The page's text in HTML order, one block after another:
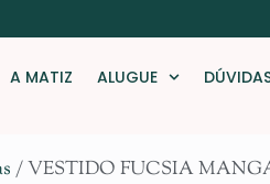
A MATIZ ALUGUE
/ VESTIDO FUCSIA